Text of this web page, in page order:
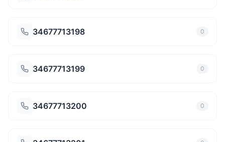
34677713198 0
34677713199 0
34677713200 0